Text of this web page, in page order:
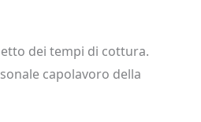
dei tempi di cottura.
capolavoro della